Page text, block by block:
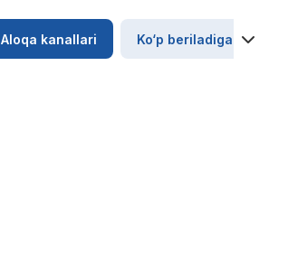
Aloqa kanallari Ko‘p beriladigan